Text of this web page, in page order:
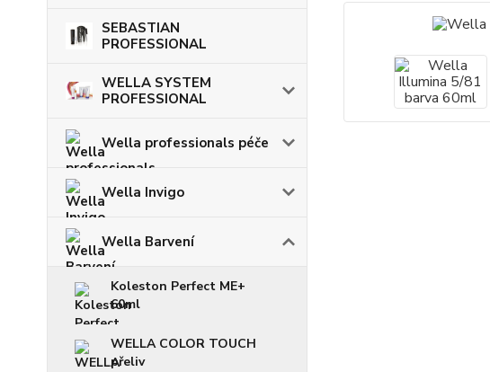
SEBASTIAN
PROFESSIONAL
WELLA SYSTEM
PROFESSIONAL
Wella professionals péče
Wella Invigo
Wella Barvení
Koleston Perfect ME+
60ml
WELLA COLOR TOUCH
přeliv